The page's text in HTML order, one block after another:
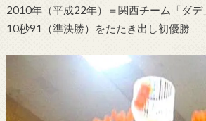
2010年（平成22年）＝関西チーム「ダデ
10秒91（準決勝）をたたき出し初優勝